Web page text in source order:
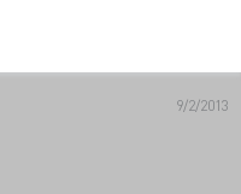
9/2/2013